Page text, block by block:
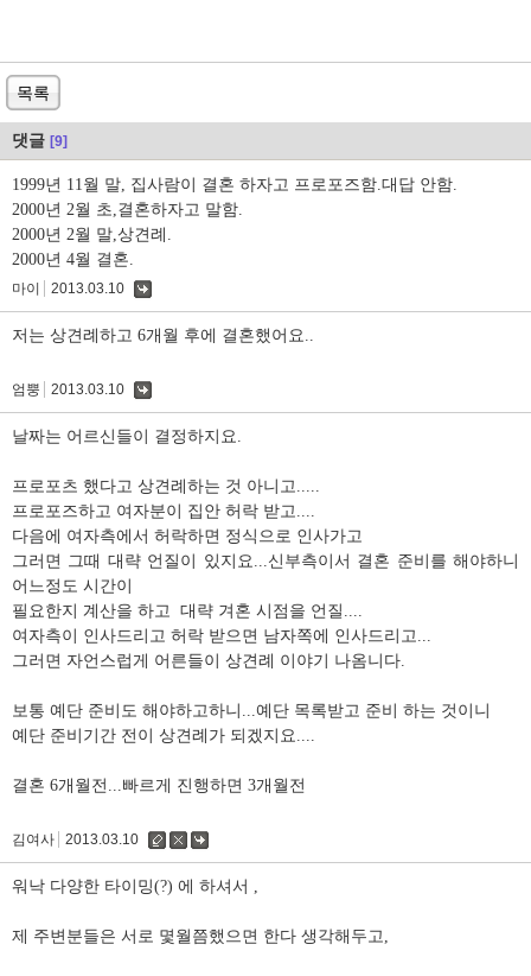
목록
댓글 [9]
1999년 11월 말, 집사람이 결혼 하자고 프로포즈함.대답 안함.
2000년 2월 초,결혼하자고 말함.
2000년 2월 말,상견례.
2000년 4월 결혼.
마이 2013.03.10
저는 상견례하고 6개월 후에 결혼했어요..
엄뿡 2013.03.10
날짜는 어르신들이 결정하지요.
프로포츠 했다고 상견례하는 것 아니고.....
프로포즈하고 여자분이 집안 허락 받고....
다음에 여자측에서 허락하면 정식으로 인사가고
그러면 그때 대략 언질이 있지요...신부측이서 결혼 준비를 해야하니
어느정도 시간이
필요한지 계산을 하고 대략 겨혼 시점을 언질....
여자측이 인사드리고 허락 받으면 남자쪽에 인사드리고...
그러면 자언스럽게 어른들이 상견례 이야기 나옴니다.
보통 예단 준비도 해야하고하니...예단 목록받고 준비 하는 것이니
예단 준비기간 전이 상견례가 되겠지요....
결혼 6개월전...빠르게 진행하면 3개월전
김여사 2013.03.10
수
삭
워낙 다양한 타이밍(?) 에 하셔서 ,
제 주변분들은 서로 몇월쯤했으면 한다 생각해두고,